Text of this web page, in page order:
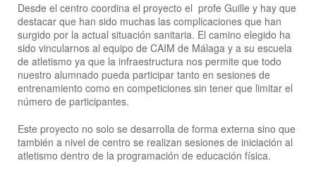
Desde el centro coordina el proyecto el profe Guille y hay que
destacar que han sido muchas las complicaciones que han
surgido por la actual situación sanitaria. El camino elegido ha
sido vincularnos al equipo de CAIM de Málaga y a su escuela
de atletismo ya que la infraestructura nos permite que todo
nuestro alumnado pueda participar tanto en sesiones de
entrenamiento como en competiciones sin tener que limitar el
número de participantes.
Este proyecto no solo se desarrolla de forma externa sino que
también a nivel de centro se realizan sesiones de iniciación al
atletismo dentro de la programación de educación física.